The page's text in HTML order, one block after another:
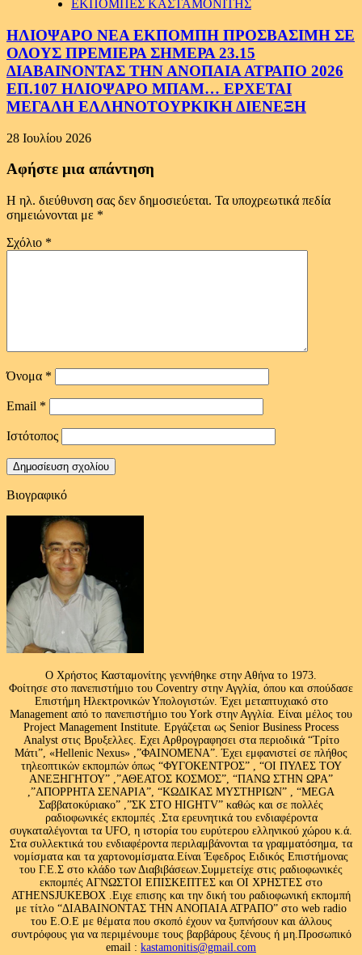
ΕΚΠΟΜΠΕΣ ΚΑΣΤΑΜΟΝΙΤΗΣ
ΗΛΙΟΨΑΡΟ ΝΕΑ ΕΚΠΟΜΠΗ ΠΡΟΣΒΑΣΙΜΗ ΣΕ
ΟΛΟΥΣ ΠΡΕΜΙΕΡΑ ΣΗΜΕΡΑ 23.15
ΔΙΑΒΑΙΝΟΝΤΑΣ ΤΗΝ ΑΝΟΠΑΙΑ ΑΤΡΑΠΟ 2026
ΕΠ.107 ΗΛΙΟΨΑΡΟ ΜΠΑΜ… ΕΡΧΕΤΑΙ
ΜΕΓΑΛΗ ΕΛΛΗΝΟΤΟΥΡΚΙΚΗ ΔΙΕΝΕΞΗ
28 Ιουλίου 2026
Αφήστε μια απάντηση
Η ηλ. διεύθυνση σας δεν δημοσιεύεται. Τα υποχρεωτικά πεδία
σημειώνονται με *
Σχόλιο *
Όνομα *
Email *
Ιστότοπος
Βιογραφικό
Ο Χρήστος Κασταμονίτης γεννήθηκε στην Αθήνα το 1973.
Φοίτησε στο πανεπιστήμιο του Coventry στην Αγγλία, όπου και σπούδασε
Επιστήμη Ηλεκτρονικών Υπολογιστών. Έχει μεταπτυχιακό στο
Management από το πανεπιστήμιο του Υork στην Αγγλία. Είναι μέλος του
Project Management Institute. Εργάζεται ως Senior Business Process
Analyst στις Βρυξελλες. Εχει Αρθρογραφησει στα περιοδικά “Τρίτο
Μάτι”, «Hellenic Nexus» ,”ΦΑΙΝΟΜΕΝΑ”. Έχει εμφανιστεί σε πλήθος
τηλεοπτικών εκπομπών όπως “ΦΥΓΟΚΕΝΤΡΟΣ” , “ΟΙ ΠΥΛΕΣ ΤΟΥ
ΑΝΕΞΗΓΗΤΟΥ” ,”ΑΘΕΑΤΟΣ ΚΟΣΜΟΣ”, “ΠΑΝΩ ΣΤΗΝ ΩΡΑ”
,”ΑΠΟΡΡΗΤΑ ΣΕΝΑΡΙΑ”, “ΚΩΔΙΚΑΣ ΜΥΣΤΗΡΙΩΝ” , “MEGA
Σαββατοκύριακο” ,”ΣΚ ΣΤΟ HIGHTV” καθώς και σε πολλές
ραδιοφωνικές εκπομπές .Στα ερευνητικά του ενδιαφέροντα
συγκαταλέγονται τα UFO, η ιστορία του ευρύτερου ελληνικού χώρου κ.ά.
Στα συλλεκτικά του ενδιαφέροντα περιλαμβάνονται τα γραμματόσημα, τα
νομίσματα και τα χαρτονομίσματα.Είναι Έφεδρος Ειδικός Επιστήμονας
του Γ.Ε.Σ στο κλάδο των Διαβιβάσεων.Συμμετείχε στις ραδιοφωνικές
εκπομπές ΑΓΝΩΣΤΟΙ ΕΠΙΣΚΕΠΤΕΣ και ΟΙ ΧΡΗΣΤΕΣ στο
ATHENSJUKEBOX .Ειχε επισης και την δική του ραδιοφωνική εκπομπή
με τίτλο “ΔΙΑΒΑΙΝΟΝΤΑΣ ΤΗΝ ΑΝΟΠΑΙΑ ΑΤΡΑΠΟ” στο web radio
του Ε.Ο.Ε με θέματα που σκοπό έχουν να ξυπνήσουν και άλλους
συντρόφους για να περιμένουμε τους βαρβάρους ξένους ή μη.Προσωπικό
email : kastamonitis@gmail.com